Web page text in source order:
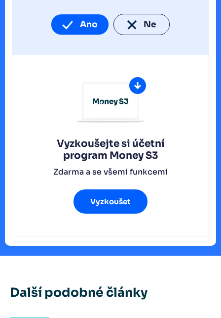
Ano Ne
Vyzkoušejte si účetní
program Money S3
Zdarma a se všemi funkcemi
Vyzkoušet
Další podobné články